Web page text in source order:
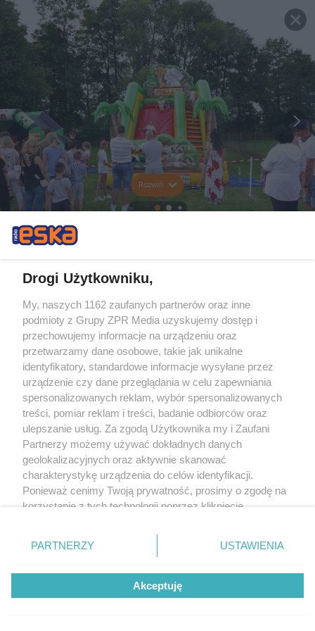
Rozwiń
Drogi Użytkowniku,
My, naszych 1162 zaufanych partnerów oraz inne
podmioty z Grupy ZPR Media uzyskujemy dostęp i
przechowujemy informacje na urządzeniu oraz
przetwarzamy dane osobowe, takie jak unikalne
identyfikatory, standardowe informacje wysyłane przez
urządzenie czy dane przeglądania w celu zapewniania
spersonalizowanych reklam, wybór spersonalizowanych
treści, pomiar reklam i treści, badanie odbiorców oraz
ulepszanie usług. Za zgodą Użytkownika my i Zaufani
Partnerzy możemy używać dokładnych danych
geolokalizacyjnych oraz aktywnie skanować
charakterystykę urządzenia do celów identyfikacji.
Ponieważ cenimy Twoją prywatność, prosimy o zgodę na
korzystanie z tych technologii poprzez kliknięcie
zmienić/wycofać klikając przycisk ustawień prywatności
znajdujący się w lewym dolnym rogu strony
rodzaje przetwarzania danych nie wymagają zgody
użytkownika, ale masz prawo sprzeciwić się takiemu
przetwarzaniu. Preferencje będą miały zastosowanie tylko
PARTNERZY USTAWIENIA
Akceptuję